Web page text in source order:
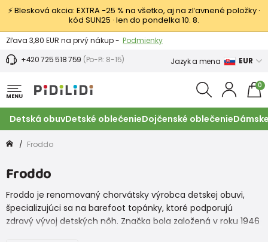
⚡ Blesková akcia: EXTRA −25 % na všetko, aj na zľavnené položky ·
kód SUN25 · len do pondelka 10. 8.
Výmena a vrátenie tovaru - Zobraziť
Zľava 3,80 EUR na prvý nákup - Podmienky
+420 725 518 759 (Po-Pi: 8-15) Jazyk a mena EUR
MENU
0
Detská obuvDetské oblečenieDojčenské oblečenie
Froddo
Froddo
Froddo je renomovaný chorvátsky výrobca detskej obuvi,
špecializujúci sa na barefoot topánky, ktoré podporujú
zdravý vývoj detských nôh. Značka bola založená v roku 1946